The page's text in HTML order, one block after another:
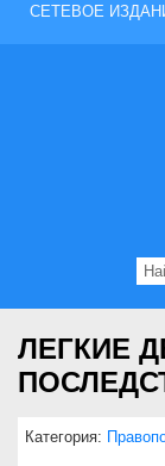
СЕТЕВОЕ
ЛЕГКИЕ
Категория: